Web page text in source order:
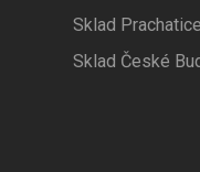
Sklad Prachatice
Sklad České